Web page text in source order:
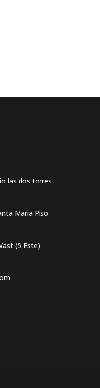
las dos torres
Maria Piso
(5 Este)